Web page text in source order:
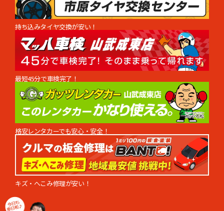
持ち込みタイヤ交換が安い！
最短45分で車検完了！
格安レンタカーでも安心・安全！
キズ・へこみ修理が安い！